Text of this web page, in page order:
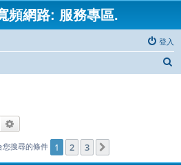
頻網路: 服務專區.
登入
搜尋
您搜尋的條件 1 2 3